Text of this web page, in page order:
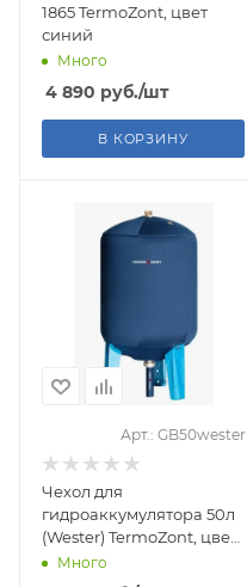
1865 TermoZont, цвет
синий
Много
4 890 руб./шт
В КОРЗИНУ
Арт.: GB50wester
Чехол для
гидроаккумулятора 50л
(Wester) TermoZont, цвет
синий
Много